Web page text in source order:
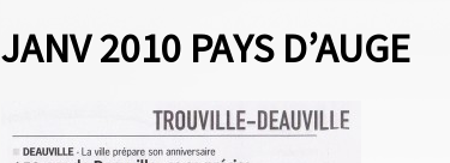
JANV 2010 PAYS D’AUGE